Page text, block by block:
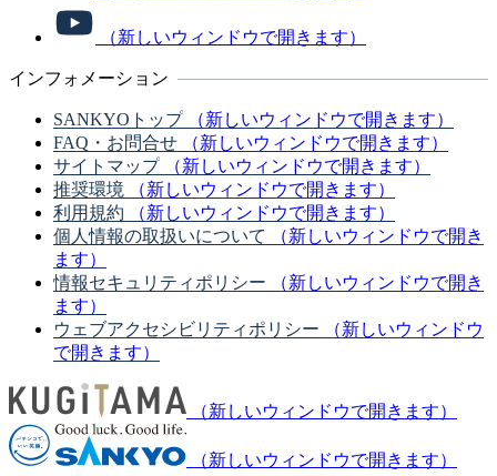
（新しいウィンドウで開きます）
インフォメーション
SANKYOトップ
（新しいウィンドウで開きます）
FAQ・お問合せ
（新しいウィンドウで開きます）
サイトマップ
（新しいウィンドウで開きます）
推奨環境
（新しいウィンドウで開きます）
利用規約
（新しいウィンドウで開きます）
個人情報の取扱いについて
（新しいウィンドウで開き
ます）
情報セキュリティポリシー
（新しいウィンドウで開き
ます）
ウェブアクセシビリティポリシー
（新しいウィンドウ
で開きます）
（新しいウィンドウで開きます）
（新しいウィンドウで開きます）